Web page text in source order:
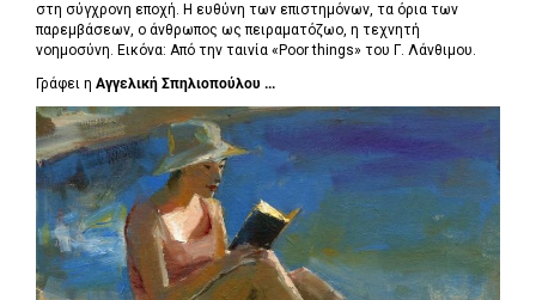
στη σύγχρονη εποχή. Η ευθύνη των επιστημόνων, τα όρια των
παρεμβάσεων, ο άνθρωπος ως πειραματόζωο, η τεχνητή
νοημοσύνη. Εικόνα: Από την ταινία «Poor things» του Γ. Λάνθιμου.
Γράφει η Αγγελική Σπηλιοπούλου ...